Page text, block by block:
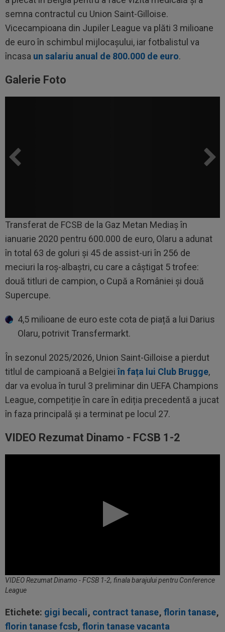
semna contractul cu Union Saint-Gilloise.
Vicecampioana din Jupiler League va plăti 3 milioane
de euro în schimbul mijlocașului, iar fotbalistul va
încasa un salariu anual de 800.000 de euro.
Galerie Foto
Transferat de FCSB de la Gaz Metan Mediaș în
ianuarie 2020 pentru 600.000 de euro, Olaru a adunat
în total 63 de goluri și 45 de assist-uri în 256 de
meciuri la roș-albaștri, cu care a câștigat 5 trofee:
două titluri de campion, o Cupă a României și două
Supercupe.
4,5 milioane de euro este cota de piață a lui Darius
Olaru, potrivit Transfermarkt.
În sezonul 2025/2026, Union Saint-Gilloise a pierdut
titlul de campioană a Belgieiîn fața lui Club Brugge,
dar va evolua în turul 3 preliminar din UEFA Champions
League, competiție în care în ediția precedentă a jucat
în faza principală și a terminat pe locul 27.
VIDEO Rezumat Dinamo - FCSB 1-2
VIDEO Rezumat Dinamo - FCSB 1-2, finala barajului pentru Conference
League
Etichete: gigi becali, contract tanase, florin tanase,
florin tanase fcsb, florin tanase vacanta